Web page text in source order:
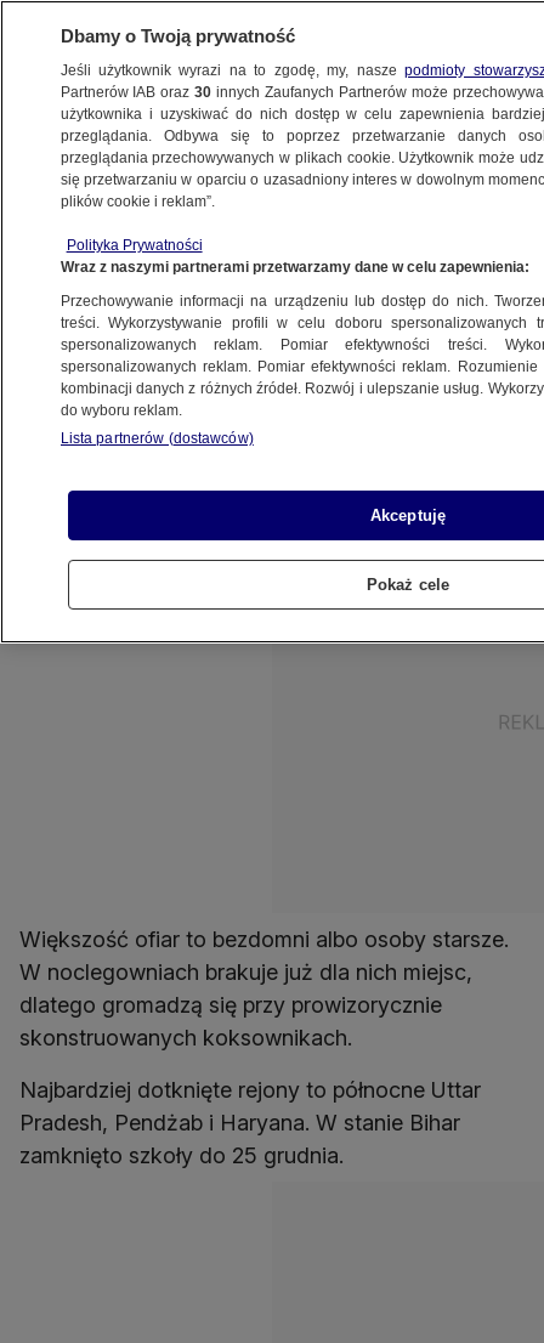
METEO
NAJNOWSZE
24.12.2011, 16:00
Udostępnij
Zimny front atmosferyczny, który przetacza się
przez północne Indie, spowodował śmierć 93
osób. Mroźna pogoda przynosi gęste mgły,
Większość ofiar to bezdomni albo osoby starsze.
W noclegowniach brakuje już dla nich miejsc,
dlatego gromadzą się przy prowizorycznie
skonstruowanych koksownikach.
Najbardziej dotknięte rejony to północne Uttar
Pradesh, Pendżab i Haryana. W stanie Bihar
zamknięto szkoły do 25 grudnia.
Dbamy o Twoją prywatność
Jeśli użytkownik wyrazi na to zgodę, my, naszepodmioty
Partnerów IAB oraz30 innych Zaufanych Partnerów może
użytkownika i uzyskiwać do nich dostęp w celu zapewnienia
przeglądania. Odbywa się to poprzez przetwarzanie danych
przeglądania przechowywanych w plikach cookie. Użytkownik może
się przetwarzaniu w oparciu o uzasadniony interes w dowolnym
plików cookie i reklam”.
Polityka Prywatności
Wraz z naszymi partnerami przetwarzamy dane w celu zapewnienia:
Przechowywanie informacji na urządzeniu lub dostęp do nich.
treści. Wykorzystywanie profili w celu doboru spersonalizowanych
spersonalizowanych reklam. Pomiar efektywności treści.
spersonalizowanych reklam. Pomiar efektywności reklam.
kombinacji danych z różnych źródeł. Rozwój i ulepszanie usług.
do wyboru reklam.
Lista partnerów (dostawców)
Akceptuję
Pokaż cele